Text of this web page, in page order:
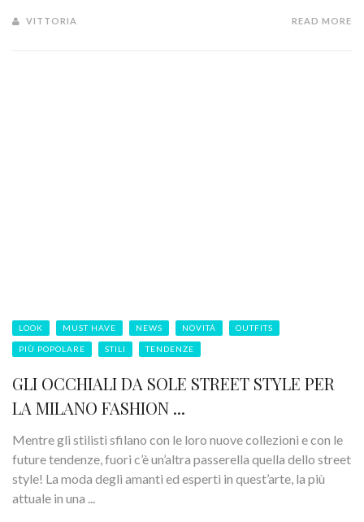
VITTORIA READ MORE
LOOK MUST HAVE NEWS NOVITÁ OUTFITS
PIÙ POPOLARE STILI TENDENZE
GLI OCCHIALI DA SOLE STREET STYLE PER
LA MILANO FASHION ...
Mentre gli stilisti sfilano con le loro nuove collezioni e con le
future tendenze, fuori c’è un’altra passerella quella dello street
style! La moda degli amanti ed esperti in quest’arte, la più
attuale in una ...